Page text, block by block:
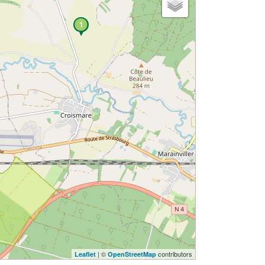
1
Leaflet | © OpenStreetMap contributors